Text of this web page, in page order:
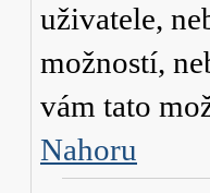
uživatele,
možností,
vám tato
Nahoru